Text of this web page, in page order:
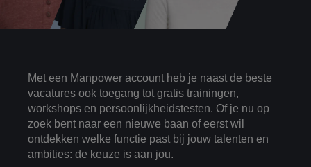
Met een Manpower account heb je naast de beste
vacatures ook toegang tot gratis trainingen,
workshops en persoonlijkheidstesten. Of je nu op
zoek bent naar een nieuwe baan of eerst wil
ontdekken welke functie past bij jouw talenten en
ambities: de keuze is aan jou.